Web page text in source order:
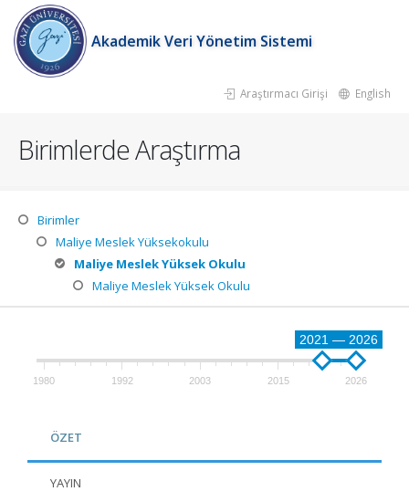
Akademik Veri Yönetim Sistemi
Araştırmacı Girişi English
Birimlerde Araştırma
Birimler
Maliye Meslek Yüksekokulu
Maliye Meslek Yüksek Okulu
Maliye Meslek Yüksek Okulu
2021 — 2026
1980 1992 2003 2015 2026
ÖZET
YAYIN